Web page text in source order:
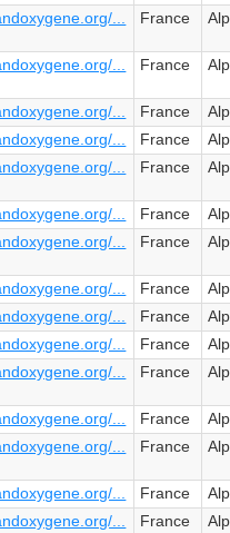
... France
... France
... France
... France
... France
... France
... France
... France
... France
... France
... France
... France
... France
... France
... France